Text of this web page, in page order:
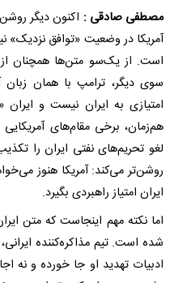
مصطفی صادقی : اکنون دیگر
آمریکا در وضعیت «توافق نزدیک»
است. از یک‌سو متن‌ها همچنان
سوی دیگر، ترامپ با همان
امتیازی به ایران نیست و
هم‌زمان، برخی مقام‌های آمریکایی
لغو تحریم‌های نفتی ایران را
روشن‌تر می‌کند: آمریکا هنوز
ایران امتیاز راهبردی بگیرد.
اما نکته مهم اینجاست که متن
شده است. تیم مذاکره‌کننده
ادبیات تهدید او جا خورده و نه